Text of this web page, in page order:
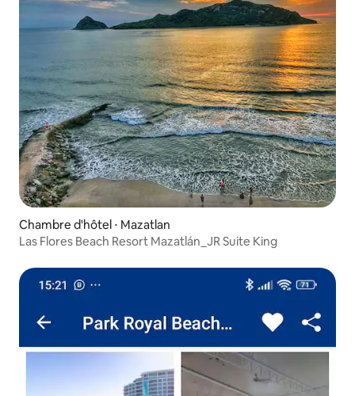
Chambre d'hôtel ⋅ Mazatlan
Las Flores Beach Resort Mazatlán_JR Suite King